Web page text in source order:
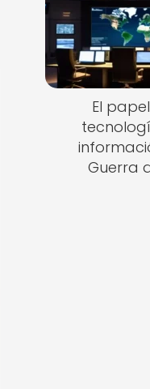
El
Guerra